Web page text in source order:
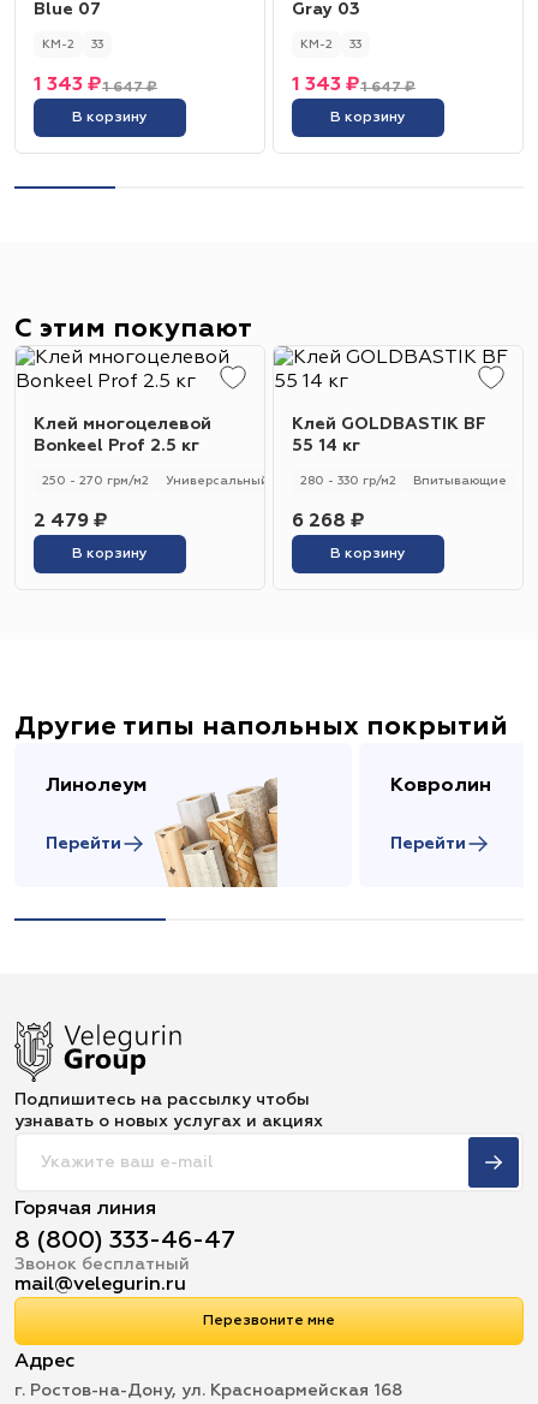
Blue 07
КМ-2 33
1 647 ₽
1 343 ₽
В корзину
Gray 03
КМ-2 33
1 647 ₽
1 343 ₽
В корзину
С этим покупают
Клей многоцелевой
Bonkeel Prof 2.5 кг
250 - 270 грм/м2 Универсальный 250 - 270 гр/м2
2 479 ₽
В корзину
Клей GOLDBASTIK BF
55 14 кг
280 - 330 гр/м2 Впитывающие
6 268 ₽
В корзину
Другие типы напольных покрытий
Линолеум
Перейти
Ковролин
Перейти
Подпишитесь на рассылку чтобы
узнавать о новых услугах и акциях
Горячая линия
8 (800) 333-46-47
Звонок бесплатный
mail@velegurin.ru
Перезвоните мне
Адрес
г. Ростов-на-Дону, ул. Красноармейская 168